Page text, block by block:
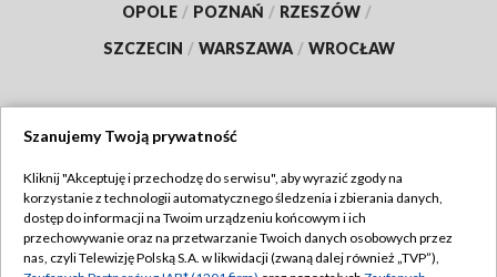
OPOLE / POZNAŃ / RZESZÓW /
SZCZECIN / WARSZAWA / WROCŁAW
TVP
Abonament TVP
Regulamin TVP
Szanujemy Twoją prywatność
Kliknij "Akceptuję i przechodzę do serwisu", aby wyrazić zgody na
korzystanie z technologii automatycznego śledzenia i zbierania danych,
dostęp do informacji na Twoim urządzeniu końcowym i ich
przechowywanie oraz na przetwarzanie Twoich danych osobowych przez
nas, czyli Telewizję Polską S.A. w likwidacji (zwaną dalej również „TVP”),